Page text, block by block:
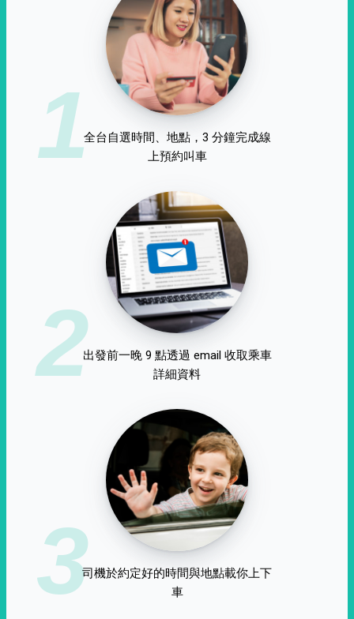
1全台自選時間、地點，3 分鐘完成線
上預約叫車
2出發前一晚 9 點透過 email 收取乘車
詳細資料
3司機於約定好的時間與地點載你上下
車